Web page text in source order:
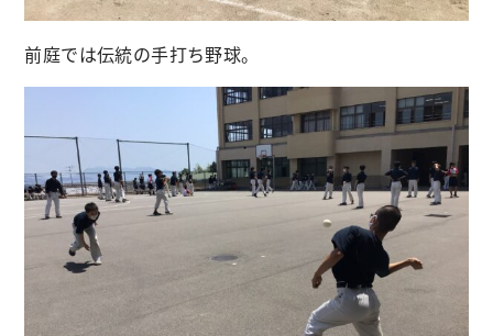
前庭では伝統の手打ち野球。